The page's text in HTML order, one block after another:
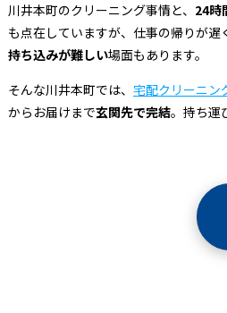
川井本町のクリーニング事情と、 24時
も点在していますが、仕事の帰りが
持ち込みが難しい場面もあります。
そんな川井本町では、 宅配クリーニン
からお届けまで玄関先で完結。持ち運